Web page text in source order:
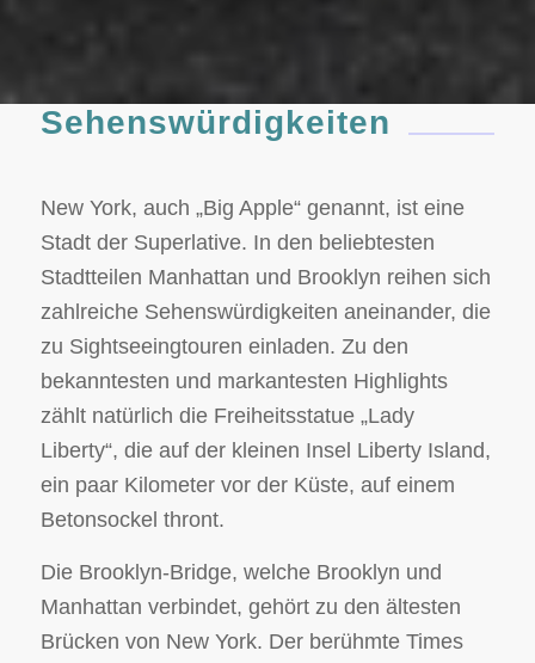
Sehenswürdigkeiten
New York, auch „Big Apple“ genannt, ist eine
Stadt der Superlative. In den beliebtesten
Stadtteilen Manhattan und Brooklyn reihen sich
zahlreiche Sehenswürdigkeiten aneinander, die
zu Sightseeingtouren einladen. Zu den
bekanntesten und markantesten Highlights
zählt natürlich die Freiheitsstatue „Lady
Liberty“, die auf der kleinen Insel Liberty Island,
ein paar Kilometer vor der Küste, auf einem
Betonsockel thront.
Die Brooklyn-Bridge, welche Brooklyn und
Manhattan verbindet, gehört zu den ältesten
Brücken von New York. Der berühmte Times